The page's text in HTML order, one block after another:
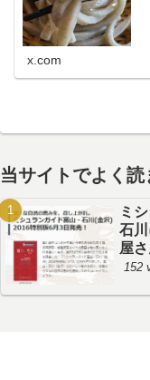
x.com
当サイトでよく
ミ
石
屋
152